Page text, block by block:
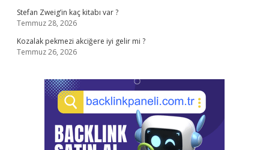
Stefan Zweig’in kaç kitabı var ?
Temmuz 28, 2026
Kozalak pekmezi akciğere iyi gelir mi ?
Temmuz 26, 2026